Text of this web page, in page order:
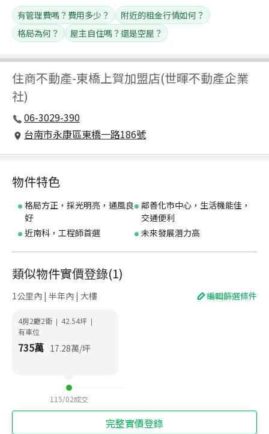
住商不動產-東橋上賀加盟店(世暉不動產企業
社)
06-3029-390
台南市永康區東橋一路186號
有管理費嗎？費用多少？
附近的租金行情如何？
格局為何？
屋主自住嗎？還是空屋？
物件特色
格局方正，採光明亮，通風良
好
鄰善化市中心，生活機能佳，
交通便利
近南科，工程師首選
未來發展潛力高
類似物件實價登錄(1)
1公里內 | 半年內 | 大樓 編輯篩選條件
4房2廳2衛 | 42.54坪 |
有車位
735萬 17.28萬/坪
115/02成交
完整實價登錄